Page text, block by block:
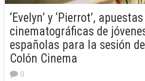
‘Evelyn’ y ‘Pierrot’, apuestas
cinematográficas de
españolas para la sesión
Colón Cinema
0